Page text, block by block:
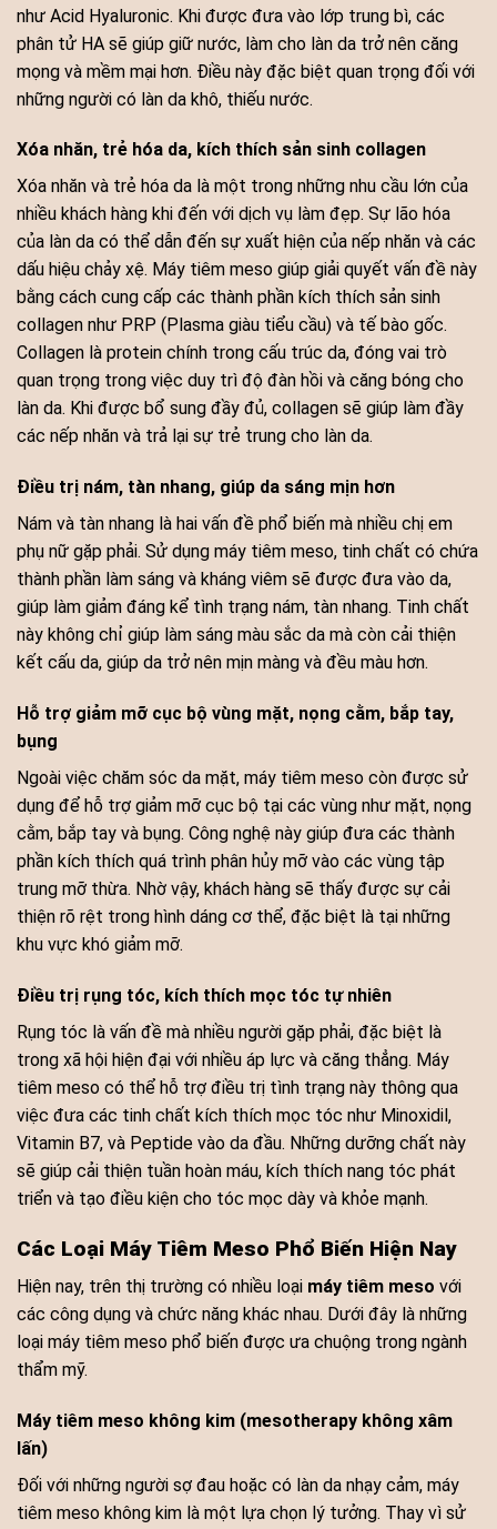
như Acid Hyaluronic. Khi được đưa vào lớp trung bì, các
phân tử HA sẽ giúp giữ nước, làm cho làn da trở nên căng
mọng và mềm mại hơn. Điều này đặc biệt quan trọng đối với
những người có làn da khô, thiếu nước.
Xóa nhăn, trẻ hóa da, kích thích sản sinh collagen
Xóa nhăn và trẻ hóa da là một trong những nhu cầu lớn của
nhiều khách hàng khi đến với dịch vụ làm đẹp. Sự lão hóa
của làn da có thể dẫn đến sự xuất hiện của nếp nhăn và các
dấu hiệu chảy xệ. Máy tiêm meso giúp giải quyết vấn đề này
bằng cách cung cấp các thành phần kích thích sản sinh
collagen như PRP (Plasma giàu tiểu cầu) và tế bào gốc.
Collagen là protein chính trong cấu trúc da, đóng vai trò
quan trọng trong việc duy trì độ đàn hồi và căng bóng cho
làn da. Khi được bổ sung đầy đủ, collagen sẽ giúp làm đầy
các nếp nhăn và trả lại sự trẻ trung cho làn da.
Điều trị nám, tàn nhang, giúp da sáng mịn hơn
Nám và tàn nhang là hai vấn đề phổ biến mà nhiều chị em
phụ nữ gặp phải. Sử dụng máy tiêm meso, tinh chất có chứa
thành phần làm sáng và kháng viêm sẽ được đưa vào da,
giúp làm giảm đáng kể tình trạng nám, tàn nhang. Tinh chất
này không chỉ giúp làm sáng màu sắc da mà còn cải thiện
kết cấu da, giúp da trở nên mịn màng và đều màu hơn.
Hỗ trợ giảm mỡ cục bộ vùng mặt, nọng cằm, bắp tay,
bụng
Ngoài việc chăm sóc da mặt, máy tiêm meso còn được sử
dụng để hỗ trợ giảm mỡ cục bộ tại các vùng như mặt, nọng
cằm, bắp tay và bụng. Công nghệ này giúp đưa các thành
phần kích thích quá trình phân hủy mỡ vào các vùng tập
trung mỡ thừa. Nhờ vậy, khách hàng sẽ thấy được sự cải
thiện rõ rệt trong hình dáng cơ thể, đặc biệt là tại những
khu vực khó giảm mỡ.
Điều trị rụng tóc, kích thích mọc tóc tự nhiên
Rụng tóc là vấn đề mà nhiều người gặp phải, đặc biệt là
trong xã hội hiện đại với nhiều áp lực và căng thẳng. Máy
tiêm meso có thể hỗ trợ điều trị tình trạng này thông qua
việc đưa các tinh chất kích thích mọc tóc như Minoxidil,
Vitamin B7, và Peptide vào da đầu. Những dưỡng chất này
sẽ giúp cải thiện tuần hoàn máu, kích thích nang tóc phát
triển và tạo điều kiện cho tóc mọc dày và khỏe mạnh.
Các Loại Máy Tiêm Meso Phổ Biến Hiện Nay
Hiện nay, trên thị trường có nhiều loại máy tiêm meso với
các công dụng và chức năng khác nhau. Dưới đây là những
loại máy tiêm meso phổ biến được ưa chuộng trong ngành
thẩm mỹ.
Máy tiêm meso không kim (mesotherapy không xâm
lấn)
Đối với những người sợ đau hoặc có làn da nhạy cảm, máy
tiêm meso không kim là một lựa chọn lý tưởng. Thay vì sử